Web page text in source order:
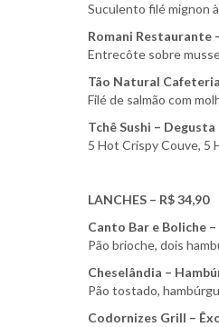
Suculento filé mignon
Romani Restaurante
Entrecôte sobre
Tão Natural
Filé de salmão com
Tchê Sushi – Degusta
5 Hot Crispy Couve, 5
LANCHES – R$ 34,90
Canto Bar e Boliche
Pão brioche, dois
Cheselândia –
Pão tostado,
Codornizes Grill –